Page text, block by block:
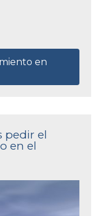
en
pedir el
en el